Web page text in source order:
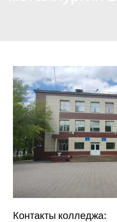
Контакты колледжа: